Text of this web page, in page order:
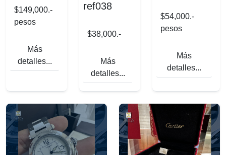
$149,000.-
pesos
Más
detalles...
ref038
$38,000.-
Más
detalles...
$54,000.-
pesos
Más
detalles...